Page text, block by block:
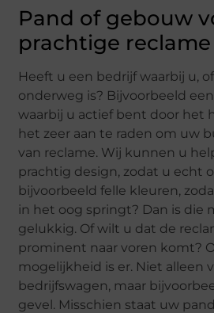
Pand of gebouw
prachtige reclame
Heeft u een bedrijf waarbij u,
onderweg is? Bijvoorbeeld
waarbij u actief bent door het
het zeer aan te raden om uw
van reclame. Wij kunnen u
prachtig design, zodat u echt
bijvoorbeeld felle kleuren,
in het oog springt? Dan is die
gelukkig. Of wilt u dat de
prominent naar voren komt?
mogelijkheid is er. Niet alleen
bedrijfswagen, maar
gevel. Misschien staat uw